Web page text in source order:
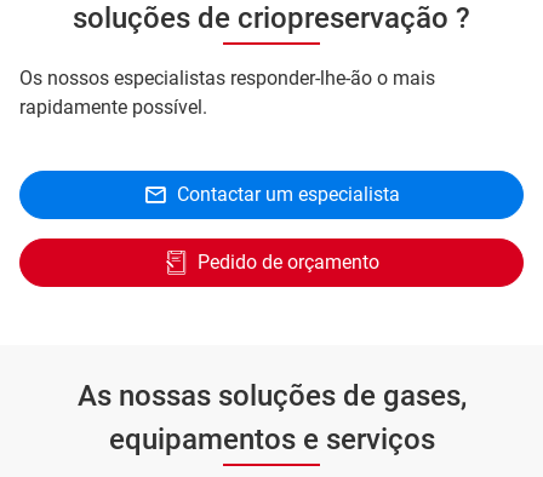
soluções de criopreservação ?
Os nossos especialistas responder-lhe-ão o mais
rapidamente possível.
Contactar um especialista
Pedido de orçamento
As nossas soluções de gases,
equipamentos e serviços